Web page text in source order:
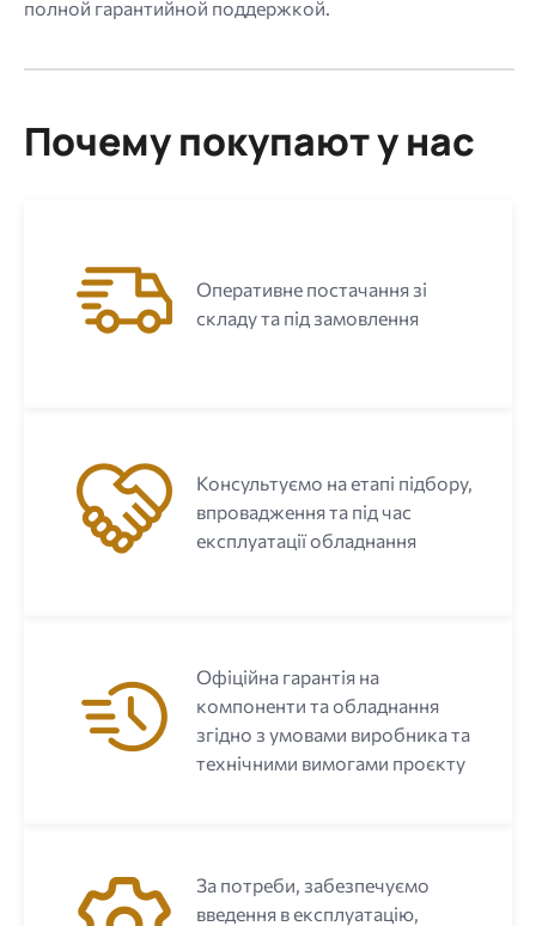
полной гарантийной поддержкой.
Почему покупают у нас
Оперативне постачання зі
складу та під замовлення
Консультуємо на етапі підбору,
впровадження та під час
експлуатації обладнання
Офіційна гарантія на
компоненти та обладнання
згідно з умовами виробника та
технічними вимогами проєкту
За потреби, забезпечуємо
введення в експлуатацію,